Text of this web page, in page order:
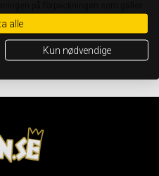
alle
Kun nødvendige